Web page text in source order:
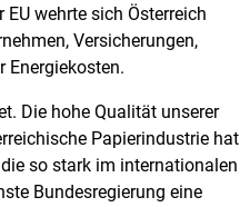
wehrte sich Österreich
Versicherungen,
Energiekosten.
Die hohe Qualität unserer
Papierindustrie hat
so stark im internationalen
Bundesregierung eine